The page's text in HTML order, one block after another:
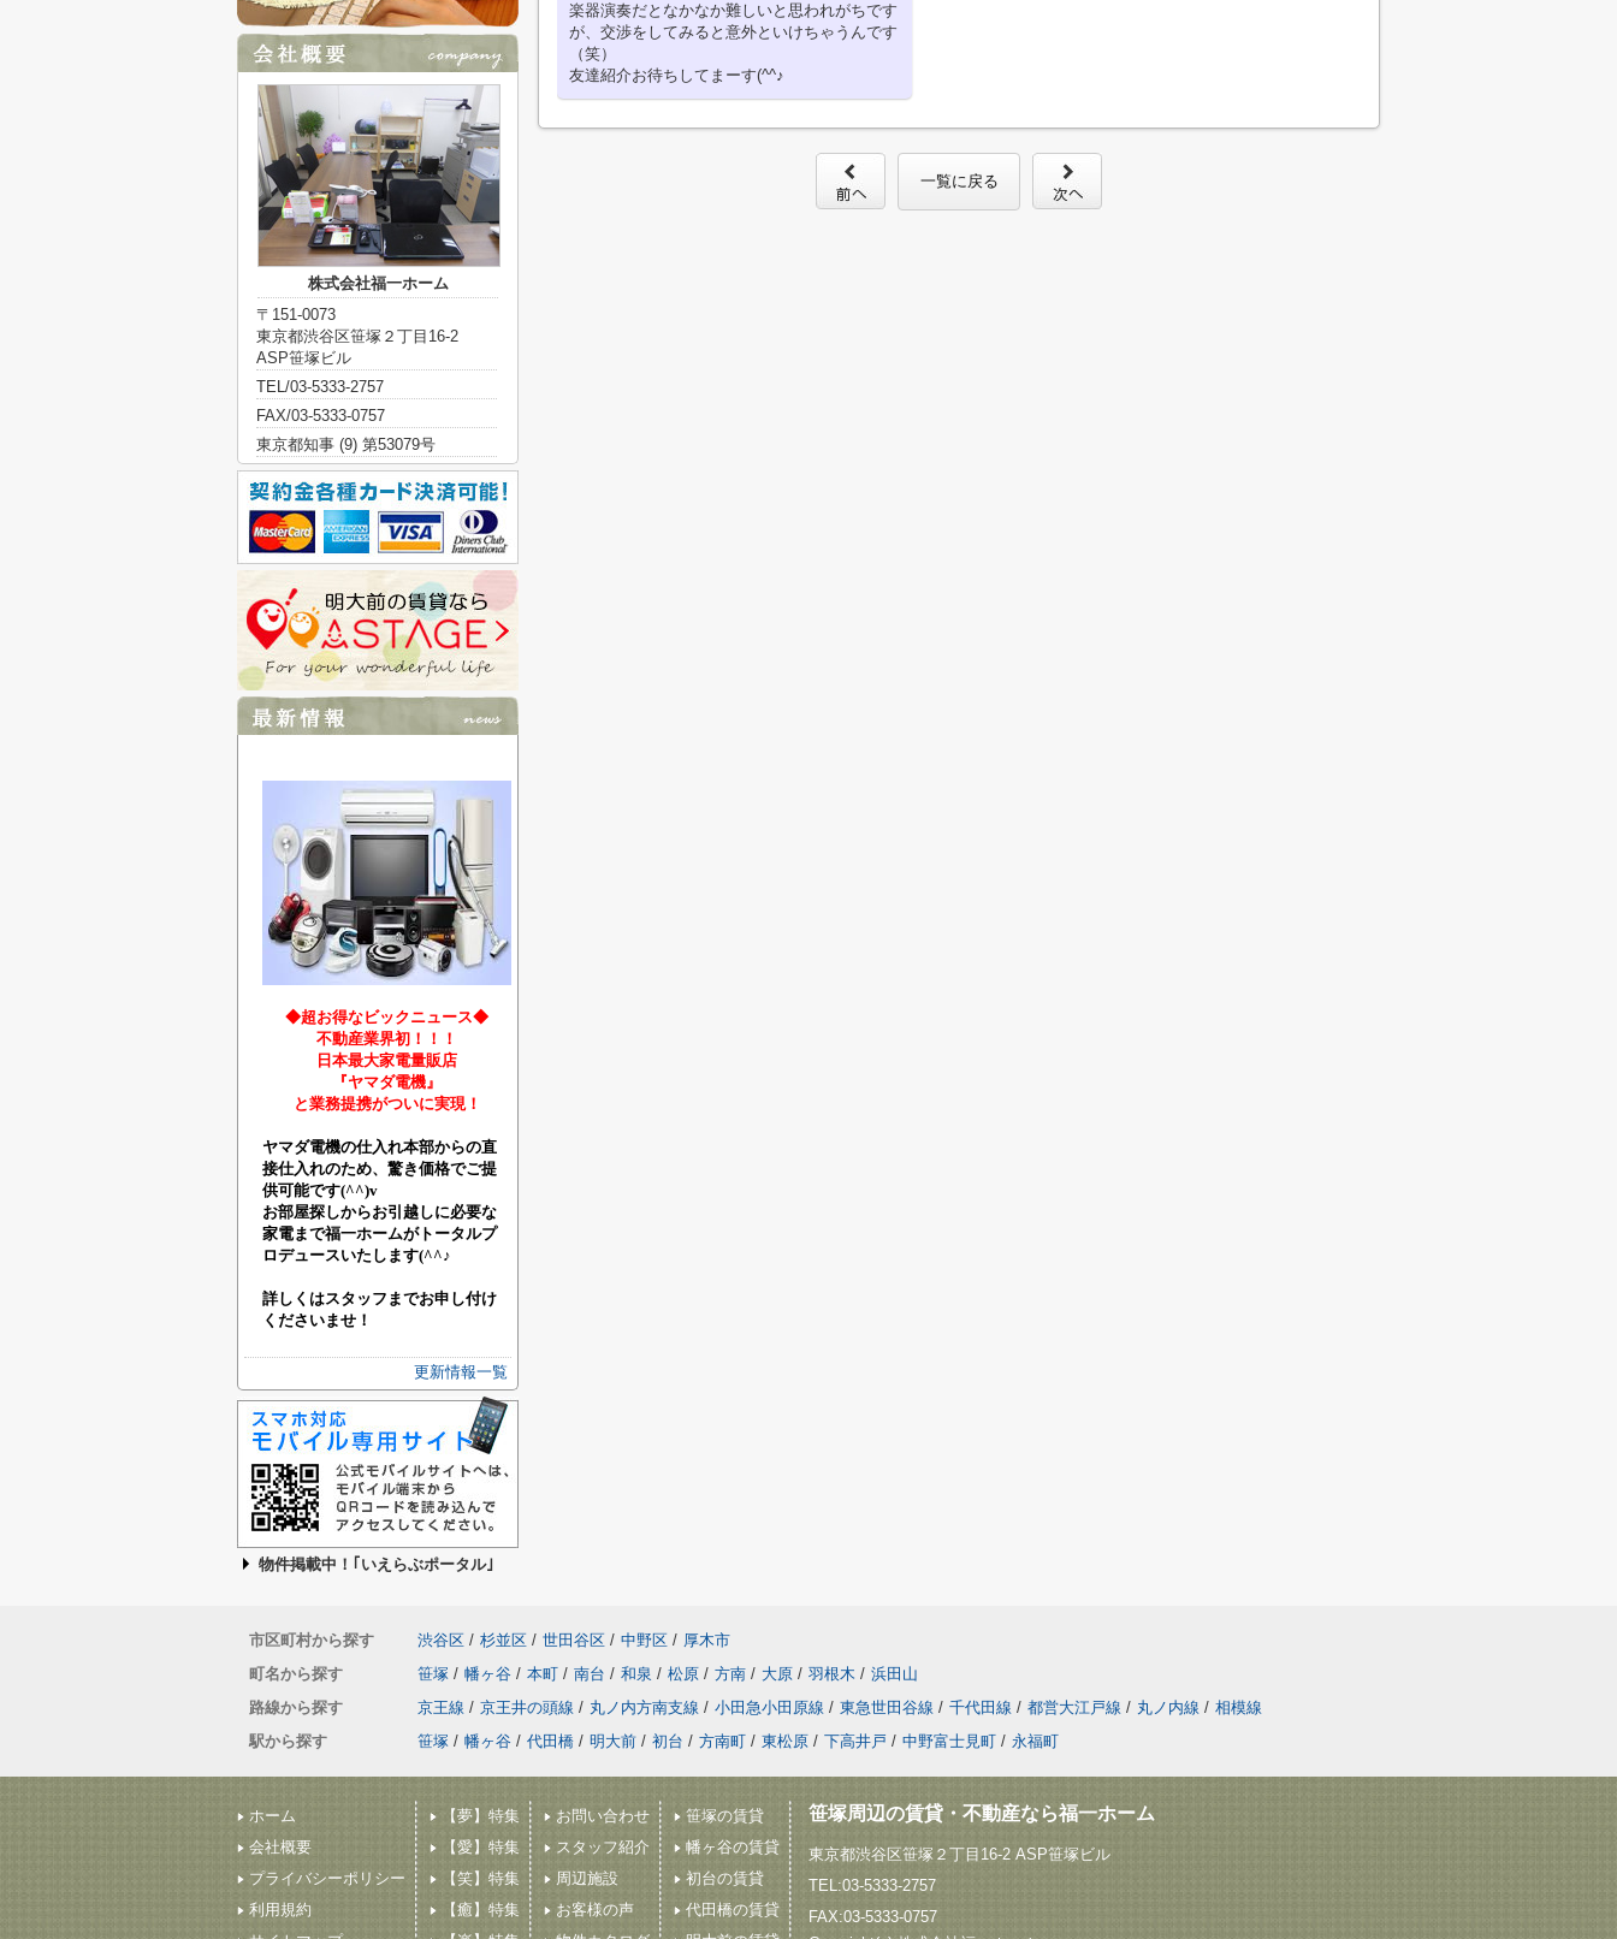
楽器演奏だとなかなか難しいと思われがちです
が、交渉をしてみると意外といけちゃうんです
（笑）
友達紹介お待ちしてまーす(^^♪
一覧に戻る
株式会社福一ホーム
〒151-0073
東京都渋谷区笹塚２丁目16-2
ASP笹塚ビル
TEL/03-5333-2757
FAX/03-5333-0757
東京都知事 (9) 第53079号
◆超お得なビックニュース◆
不動産業界初！！！
日本最大家電量販店
『ヤマダ電機』
と業務提携がついに実現！
ヤマダ電機の仕入れ本部からの直
接仕入れのため、驚き価格でご提
供可能です(^^)v
お部屋探しからお引越しに必要な
家電まで福一ホームがトータルプ
ロデュースいたします(^^♪
詳しくはスタッフまでお申し付け
くださいませ！
更新情報一覧
物件掲載中！｢いえらぶポータル｣
市区町村から探す 渋谷区 / 杉並区 / 世田谷区 / 中野区 / 厚木市
町名から探す
笹塚 / 幡ヶ谷 / 本町 / 南台 / 和泉 / 松原 / 方南 / 大原 / 羽根木 / 浜田山
路線から探す
京王線 / 京王井の頭線 / 丸ノ内方南支線 / 小田急小田原線 / 東急世田谷線 / 千代田線 / 都営大江戸線 / 丸ノ内線 / 相模線
駅から探す
笹塚 / 幡ヶ谷 / 代田橋 / 明大前 / 初台 / 方南町 / 東松原 / 下高井戸 / 中野富士見町 / 永福町
ホーム
会社概要
プライバシーポリシー
利用規約
【夢】特集
【愛】特集
【笑】特集
【癒】特集
お問い合わせ
スタッフ紹介
周辺施設
お客様の声
笹塚の賃貸
幡ヶ谷の賃貸
初台の賃貸
代田橋の賃貸
笹塚周辺の賃貸・不動産なら福一ホーム
東京都渋谷区笹塚２丁目16-2 ASP笹塚ビル
TEL:03-5333-2757
FAX:03-5333-0757